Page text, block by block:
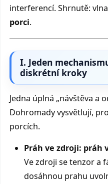
interferencí. Shrnutě:
porci.
I. Jeden
diskrétní kroky
Jedna úplná „návštěva a
Dohromady vysvětlují,
porcích.
Práh ve zdroji: práh
Ve zdroji se tenzor a
dosáhnou prahu